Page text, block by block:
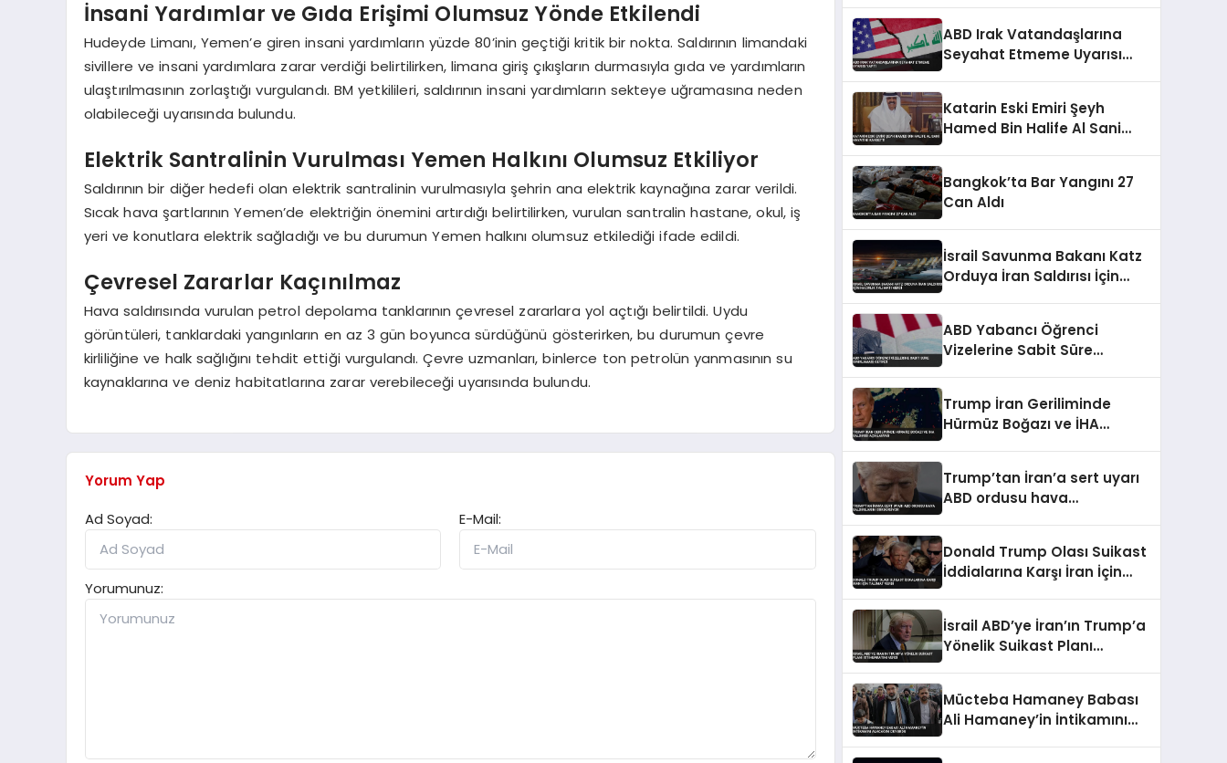
İnsani Yardımlar ve Gıda Erişimi Olumsuz Yönde Etkilendi
Hudeyde Limanı, Yemen’e giren insani yardımların yüzde 80’inin geçtiği kritik bir nokta. Saldırının limandaki
sivillere ve insani yardımlara zarar verdiği belirtilirken, limana giriş çıkışların durmasıyla gıda ve yardımların
ulaştırılmasının zorlaştığı vurgulandı. BM yetkilileri, saldırının insani yardımların sekteye uğramasına neden
olabileceği uyarısında bulundu.
Elektrik Santralinin Vurulması Yemen Halkını Olumsuz Etkiliyor
Saldırının bir diğer hedefi olan elektrik santralinin vurulmasıyla şehrin ana elektrik kaynağına zarar verildi.
Sıcak hava şartlarının Yemen’de elektriğin önemini artırdığı belirtilirken, vurulan santralin hastane, okul, iş
yeri ve konutlara elektrik sağladığı ve bu durumun Yemen halkını olumsuz etkilediği ifade edildi.
Çevresel Zararlar Kaçınılmaz
Hava saldırısında vurulan petrol depolama tanklarının çevresel zararlara yol açtığı belirtildi. Uydu
görüntüleri, tanklardaki yangınların en az 3 gün boyunca sürdüğünü gösterirken, bu durumun çevre
kirliliğine ve halk sağlığını tehdit ettiği vurgulandı. Çevre uzmanları, binlerce ton petrolün yanmasının su
kaynaklarına ve deniz habitatlarına zarar verebileceği uyarısında bulundu.
Yorum Yap
Ad Soyad:
E-Mail:
Yorumunuz:
ABD Irak Vatandaşlarına
Seyahat Etmeme Uyarısı
Katarin Eski Emiri Şeyh
Hamed Bin Halife Al Sani
Bangkok’ta Bar Yangını 27
Can Aldı
İsrail Savunma Bakanı Katz
Orduya İran Saldırısı İçin
ABD Yabancı Öğrenci
Vizelerine Sabit Süre
Trump İran Geriliminde
Hürmüz Boğazı ve İHA
Trump’tan İran’a sert uyarı
ABD ordusu hava
Donald Trump Olası Suikast
İddialarına Karşı İran İçin
İsrail ABD’ye İran’ın Trump’a
Yönelik Suikast Planı
Mücteba Hamaney Babası
Ali Hamaney’in İntikamını